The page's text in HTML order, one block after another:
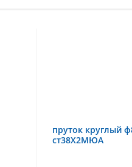
пруток круглый
ст38Х2МЮА